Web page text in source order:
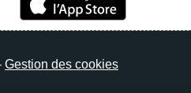
Gestion des cookies